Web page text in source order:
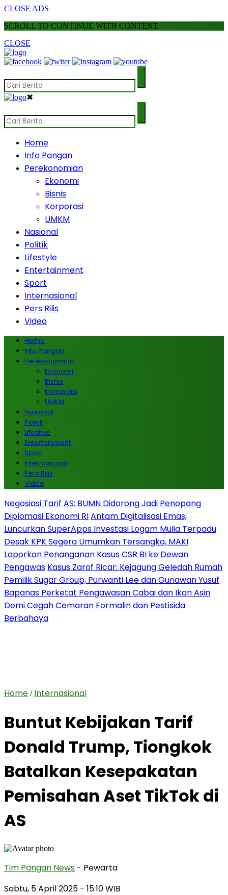
CLOSE ADS
SCROLL TO CONTINUE WITH CONTENT
CLOSE
✖
Home
Info Pangan
Perekonomian
Ekonomi
Bisnis
Korporasi
UMKM
Nasional
Politik
Lifestyle
Entertainment
Sport
Internasional
Pers Rilis
Video
Home
Info Pangan
Perekonomian
Ekonomi
Bisnis
Korporasi
UMKM
Nasional
Politik
Lifestyle
Entertainment
Sport
Internasional
Pers Rilis
Video
Negosiasi Tarif AS: BUMN Didorong Jadi Penopang
Diplomasi Ekonomi RIAntam Digitalisasi Emas,
Luncurkan SuperApps Investasi Logam Mulia Terpadu
Desak KPK Segera Umumkan Tersangka, MAKI
Laporkan Penanganan Kasus CSR BI ke Dewan
Pengawas Kasus Zarof Ricar: Kejagung Geledah Rumah
Pemilik Sugar Group, Purwanti Lee dan Gunawan Yusuf
Bapanas Perketat Pengawasan Cabai dan Ikan Asin
Demi Cegah Cemaran Formalin dan Pestisida
Berbahaya
Home / Internasional
Buntut Kebijakan Tarif
Donald Trump, Tiongkok
Batalkan Kesepakatan
Pemisahan Aset TikTok di
AS
Tim Pangan News - Pewarta
Sabtu, 5 April 2025 - 15:10 WIB